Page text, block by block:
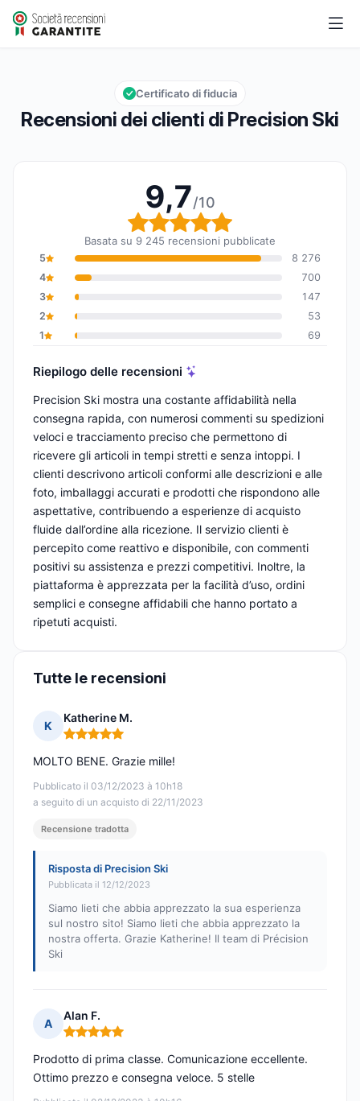
Precision Ski
Valutazione globale: 9,7 su 10
9,7/10
Recensioni dei clienti di Precision Ski
Certificato di fiducia
9,7/10
Valutazione globale:
Basata su 9 245 recensioni pubblicate
5
8 276
4
700
3
147
2
53
1
69
Riepilogo delle recensioni
Precision Ski mostra una costante affidabilità nella
consegna rapida, con numerosi commenti su spedizioni
veloci e tracciamento preciso che permettono di
ricevere gli articoli in tempi stretti e senza intoppi. I
clienti descrivono articoli conformi alle descrizioni e alle
foto, imballaggi accurati e prodotti che rispondono alle
aspettative, contribuendo a esperienze di acquisto
fluide dall’ordine alla ricezione. Il servizio clienti è
percepito come reattivo e disponibile, con commenti
positivi su assistenza e prezzi competitivi. Inoltre, la
piattaforma è apprezzata per la facilità d’uso, ordini
semplici e consegne affidabili che hanno portato a
ripetuti acquisti.
Tutte le recensioni
K
Katherine M.
Nota: 5 su 5
Pubblicato il 03/12/2023 à 10h18
a seguito di un acquisto di 22/11/2023
MOLTO BENE. Grazie mille!
Recensione tradotta
Risposta di Precision Ski
Pubblicata il 12/12/2023
Siamo lieti che abbia apprezzato la sua esperienza
sul nostro sito! Siamo lieti che abbia apprezzato la
nostra offerta. Grazie Katherine! Il team di Précision
Ski
A
Alan F.
Nota: 5 su 5
Prodotto di prima classe. Comunicazione eccellente.
Ottimo prezzo e consegna veloce. 5 stelle